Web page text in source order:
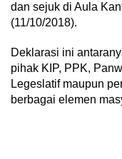
dan sejuk di Aula
(11/10/2018).
Deklarasi ini
pihak KIP, PPK,
Legeslatif maupun
berbagai elemen